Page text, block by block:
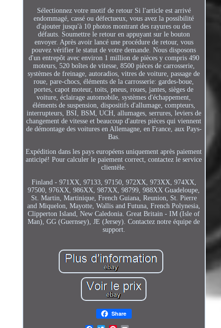
Sélectionnez votre motif de retour Si l'article est arrivé
endommagé, cassé ou défectueux, vous avez la possibilité
d'ajouter jusqu'à 10 photos montrant des rayures ou des
défauts. Soumettre le retour en appuyant sur le bouton
envoyer. Après avoir lancé une procédure de retour, vous
pouvez vérifier le statut de votre demande. Nous disposons
d'un entrepôt avec environ 1 million de pièces y compris 490
moteurs, 520 boîtes de vitesse, 8500 pièces de carrosserie,
systèmes de freinage, autoradios, vitres de voiture, passage de
roue, pare-chocs, éléments de la carrosserie: gardes-boue,
portes, capot moteur, toits, pneus, roues, jantes, sièges de
voiture, éclairage automobile, systèmes d'échappement,
éléments de suspension, dispositifs d'allumage, compteurs,
interrupteurs, BSI, BSM, UCH, allumages, serrures, leviers de
changement de vitesse et beaucoup d'autres pièces qui viennent
de démontage des voitures en Allemagne, en France, aux Pays-
Bas.
Expédition dans les pays européens uniquement après paiement
anticipé! Pour calculer le paiement correct, contactez le service
clientèle.
Finland - 971XX, 97133, 97150, 972XX, 973XX, 974XX,
97500, 976XX, 986XX, 987XX, 98799, 988XX Guadeloupe,
St. Martin, Martinique, French Guiana, Reunion, St. Pierre
and Miquelon, Mayotte, Wallis and Futuna, French Polynesia,
Clipperton Island, New Caledonia. Great Britain - IM (Isle of
Man), GG (Guernsey), JE (Jersey). Contactez notre équipe de
support.
Share